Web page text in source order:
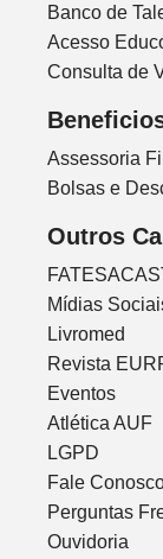
Banco de
Acesso
Consulta de
Assessoria
Bolsas e
Outros
Mídias
Livromed
Revista
Eventos
Atlética AUF
LGPD
Fale
Perguntas
Ouvidoria